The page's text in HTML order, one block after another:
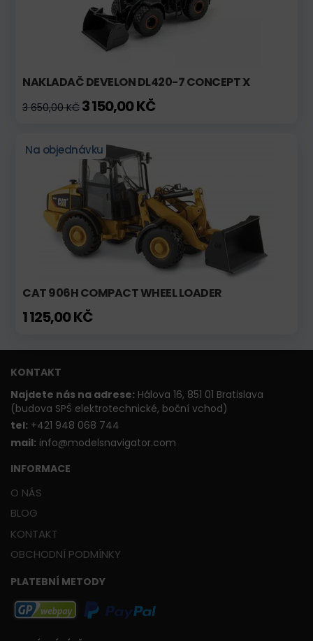
NAKLADAČ DEVELON DL420-7 CONCEPT X
3 650,00 KČ 3 150,00 KČ
Na objednávku
CAT 906H COMPACT WHEEL LOADER
1 125,00 KČ
KONTAKT
Najdete nás na adrese: Hálova 16, 851 01 Bratislava
(budova SPŠ elektrotechnické, boční vchod)
tel: +421 948 068 744
mail: info@modelsnavigator.com
INFORMACE
O NÁS
BLOG
KONTAKT
OBCHODNÍ PODMÍNKY
PLATEBNÍ METODY